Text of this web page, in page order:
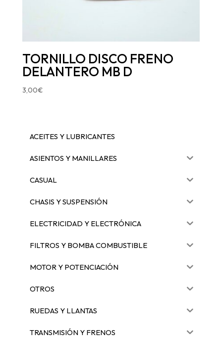
TORNILLO DISCO FRENO
DELANTERO MB D
3,00€
ACEITES Y LUBRICANTES
ASIENTOS Y MANILLARES
CASUAL
CHASIS Y SUSPENSIÓN
ELECTRICIDAD Y ELECTRÓNICA
FILTROS Y BOMBA COMBUSTIBLE
MOTOR Y POTENCIACIÓN
OTROS
RUEDAS Y LLANTAS
TRANSMISIÓN Y FRENOS